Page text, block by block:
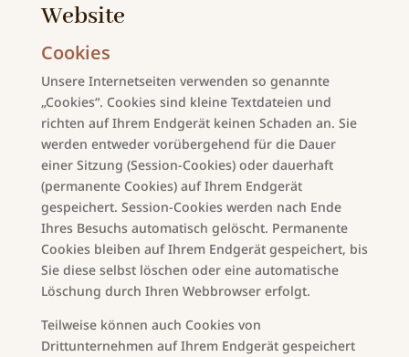
Website
Cookies
Unsere Internetseiten verwenden so genannte
„Cookies“. Cookies sind kleine Textdateien und
richten auf Ihrem Endgerät keinen Schaden an. Sie
werden entweder vorübergehend für die Dauer
einer Sitzung (Session-Cookies) oder dauerhaft
(permanente Cookies) auf Ihrem Endgerät
gespeichert. Session-Cookies werden nach Ende
Ihres Besuchs automatisch gelöscht. Permanente
Cookies bleiben auf Ihrem Endgerät gespeichert, bis
Sie diese selbst löschen oder eine automatische
Löschung durch Ihren Webbrowser erfolgt.
Teilweise können auch Cookies von
Drittunternehmen auf Ihrem Endgerät gespeichert